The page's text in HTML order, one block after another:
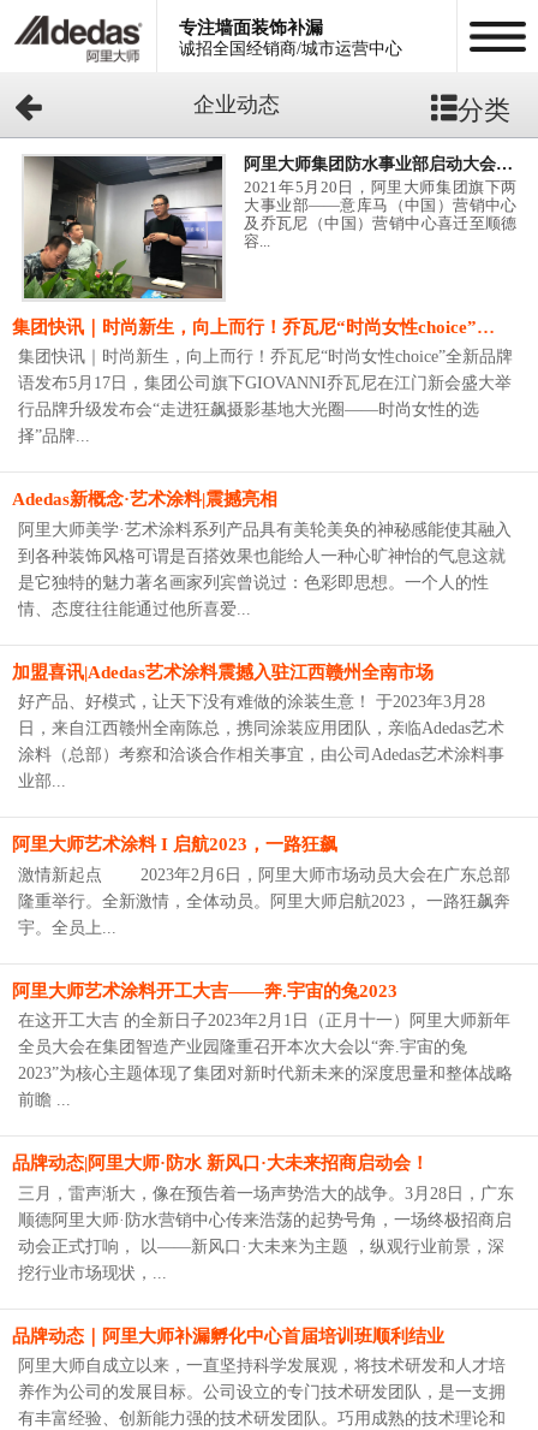
专注墙面装饰补漏
诚招全国经销商/城市运营中心
企业动态 分类
阿里大师集团防水事业部启动大会，向新趋势发展
2021年5月20日，阿里大师集团旗下两
大事业部——意库马（中国）营销中心
及乔瓦尼（中国）营销中心喜迁至顺德
容...
集团快讯｜时尚新生，向上而行！乔瓦尼“时尚女性choice”全新品牌语发布
集团快讯｜时尚新生，向上而行！乔瓦尼“时尚女性choice”全新品牌
语发布5月17日，集团公司旗下GIOVANNI乔瓦尼在江门新会盛大举
行品牌升级发布会“走进狂飙摄影基地大光圈——时尚女性的选
择”品牌...
Adedas新概念·艺术涂料|震撼亮相
阿里大师美学·艺术涂料系列产品具有美轮美奂的神秘感能使其融入
到各种装饰风格可谓是百搭效果也能给人一种心旷神怡的气息这就
是它独特的魅力著名画家列宾曾说过：色彩即思想。一个人的性
情、态度往往能通过他所喜爱...
加盟喜讯|Adedas艺术涂料震撼入驻江西赣州全南市场
好产品、好模式，让天下没有难做的涂装生意！ 于2023年3月28
日，来自江西赣州全南陈总，携同涂装应用团队，亲临Adedas艺术
涂料（总部）考察和洽谈合作相关事宜，由公司Adedas艺术涂料事
业部...
阿里大师艺术涂料 I 启航2023，一路狂飙
激情新起点 2023年2月6日，阿里大师市场动员大会在广东总部
隆重举行。全新激情，全体动员。阿里大师启航2023， 一路狂飙奔
宇。全员上...
阿里大师艺术涂料开工大吉——奔.宇宙的兔2023
在这开工大吉 的全新日子2023年2月1日（正月十一）阿里大师新年
全员大会在集团智造产业园隆重召开本次大会以“奔.宇宙的兔
2023”为核心主题体现了集团对新时代新未来的深度思量和整体战略
前瞻 ...
品牌动态|阿里大师·防水 新风口·大未来招商启动会！
三月，雷声渐大，像在预告着一场声势浩大的战争。3月28日，广东
顺德阿里大师·防水营销中心传来浩荡的起势号角，一场终极招商启
动会正式打响， 以——新风口·大未来为主题 ，纵观行业前景，深
挖行业市场现状，...
品牌动态｜阿里大师补漏孵化中心首届培训班顺利结业
阿里大师自成立以来，一直坚持科学发展观，将技术研发和人才培
养作为公司的发展目标。公司设立的专门技术研发团队，是一支拥
有丰富经验、创新能力强的技术研发团队。巧用成熟的技术理论和